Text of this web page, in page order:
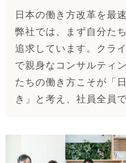
日本の働き方改革を最
弊社では、まず自分た
追求しています。クラ
で親身なコンサルティ
たちの働き方こそが「
き」と考え、社員全員